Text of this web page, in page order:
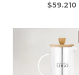
$59.210